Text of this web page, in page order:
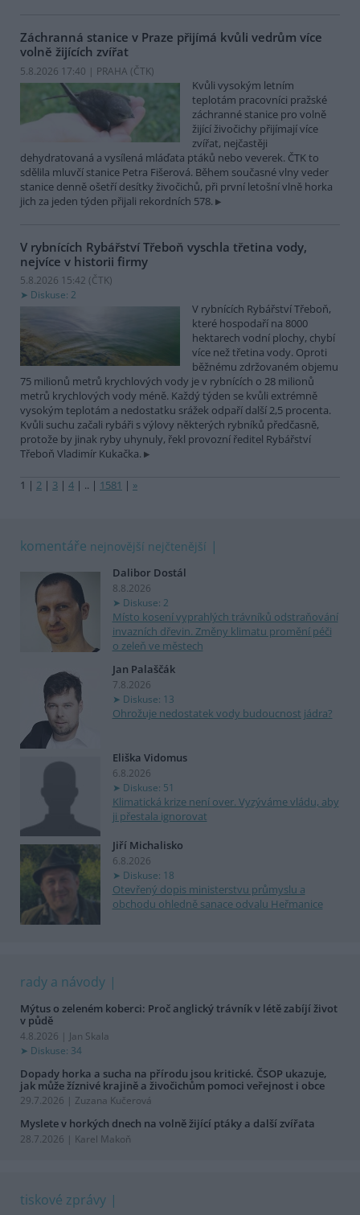
Záchranná stanice v Praze přijímá kvůli vedrům více
volně žijících zvířat
5.8.2026 17:40 | PRAHA (ČTK)
Kvůli vysokým letním
teplotám pracovníci pražské
záchranné stanice pro volně
žijící živočichy přijímají více
zvířat, nejčastěji
dehydratovaná a vysílená mláďata ptáků nebo veverek. ČTK to
sdělila mluvčí stanice Petra Fišerová. Během současné vlny veder
stanice denně ošetří desítky živočichů, při první letošní vlně horka
jich za jeden týden přijali rekordních 578.
V rybnících Rybářství Třeboň vyschla třetina vody,
nejvíce v historii firmy
5.8.2026 15:42 (ČTK)
Diskuse: 2
V rybnících Rybářství Třeboň,
které hospodaří na 8000
hektarech vodní plochy, chybí
více než třetina vody. Oproti
běžnému zdržovaném objemu
75 milionů metrů krychlových vody je v rybnících o 28 milionů
metrů krychlových vody méně. Každý týden se kvůli extrémně
vysokým teplotám a nedostatku srážek odpaří další 2,5 procenta.
Kvůli suchu začali rybáři s výlovy některých rybníků předčasně,
protože by jinak ryby uhynuly, řekl provozní ředitel Rybářství
Třeboň Vladimír Kukačka.
1 | 2 | 3 | 4 | .. | 1581 | »
komentáře nejnovější nejčtenější
Dalibor Dostál
8.8.2026
Diskuse: 2
Místo kosení vyprahlých trávníků odstraňování
invazních dřevin. Změny klimatu promění péči
o zeleň ve městech
Jan Palaščák
7.8.2026
Diskuse: 13
Ohrožuje nedostatek vody budoucnost jádra?
Eliška Vidomus
6.8.2026
Diskuse: 51
Klimatická krize není over. Vyzýváme vládu, aby
ji přestala ignorovat
Jiří Michalisko
6.8.2026
Diskuse: 18
Otevřený dopis ministerstvu průmyslu a
obchodu ohledně sanace odvalu Heřmanice
rady a návody
Mýtus o zeleném koberci: Proč anglický trávník v létě zabíjí život
v půdě
4.8.2026 | Jan Skala
Diskuse: 34
Dopady horka a sucha na přírodu jsou kritické. ČSOP ukazuje,
jak může žíznivé krajině a živočichům pomoci veřejnost i obce
29.7.2026 | Zuzana Kučerová
Myslete v horkých dnech na volně žijící ptáky a další zvířata
28.7.2026 | Karel Makoň
tiskové zprávy